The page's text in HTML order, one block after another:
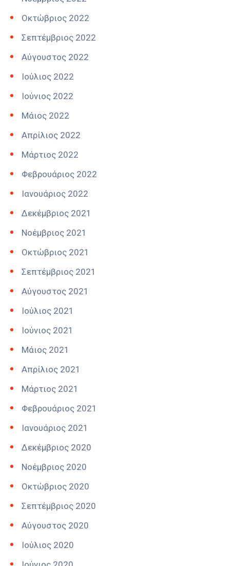
Οκτώβριος 2022
Σεπτέμβριος 2022
Αύγουστος 2022
Ιούλιος 2022
Ιούνιος 2022
Μάιος 2022
Απρίλιος 2022
Μάρτιος 2022
Φεβρουάριος 2022
Ιανουάριος 2022
Δεκέμβριος 2021
Νοέμβριος 2021
Οκτώβριος 2021
Σεπτέμβριος 2021
Αύγουστος 2021
Ιούλιος 2021
Ιούνιος 2021
Μάιος 2021
Απρίλιος 2021
Μάρτιος 2021
Φεβρουάριος 2021
Ιανουάριος 2021
Δεκέμβριος 2020
Νοέμβριος 2020
Οκτώβριος 2020
Σεπτέμβριος 2020
Αύγουστος 2020
Ιούλιος 2020